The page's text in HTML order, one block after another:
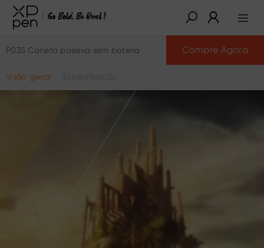
P03S Caneta passiva sem bateria
Visão geral
Compre Agora